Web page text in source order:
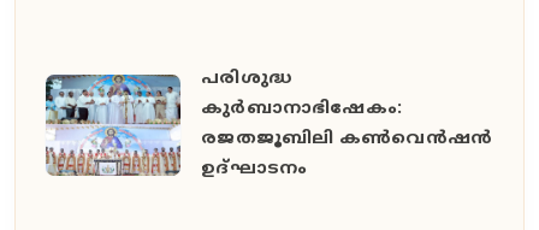
പരിശുദ്ധ
കുർബാനാഭിഷേകം:
രജതജൂബിലി കൺവെൻഷൻ
ഉദ്ഘാടനം